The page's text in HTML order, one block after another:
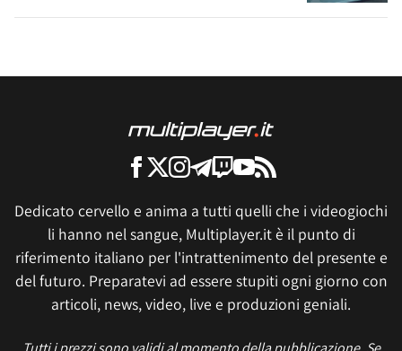
Dedicato cervello e anima a tutti quelli che i videogiochi
li hanno nel sangue, Multiplayer.it è il punto di
riferimento italiano per l'intrattenimento del presente e
del futuro. Preparatevi ad essere stupiti ogni giorno con
articoli, news, video, live e produzioni geniali.